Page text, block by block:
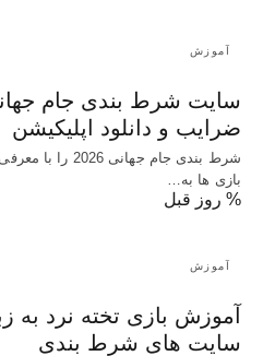
آموزش
ضرایب و دانلود اپلیکیشن
شرط بندی جام
بازی ها به…
% روز قبل
آموزش
آموزش بازی تخته نرد به
سایت های شرط بندی